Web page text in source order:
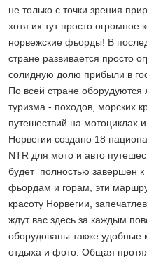
не только с точки зрения
хотя их тут просто огромное
норвежские фьорды! В
стране развивается просто
солидную долю прибыли в
По всей стране
туризма - походов, морских
путешествий на мотоциклах
Норвегии создано 18
NTR для мото и авто
будет полностью завершен
фьордам и горам, эти
красоту Норвегии,
ждут вас здесь за каждым
оборудованы также удобные
отдыха и фото. Общая